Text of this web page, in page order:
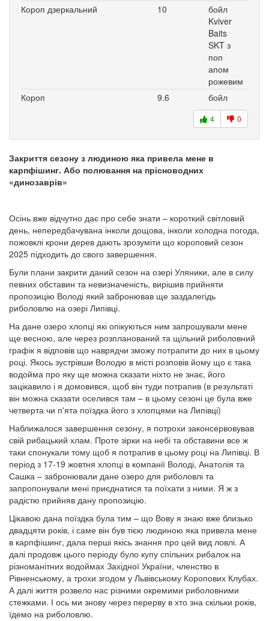
Короп дзеркальний
10
бойл
Kviver
Baits
SKT з
поп
апом
рожевим
Короп
9.6 бойл
4 0
Закриття сезону з людиною яка привела мене в
карпфішинг. Або полювання на прісноводних
«динозаврів»
Осінь вже відчутно дає про себе знати – короткий світловий
день, непередбачувана інколи дощова, інколи холодна погода,
пожовклі крони дерев дають зрозуміти що короповий сезон
2025 підходить до свого завершення.
Були плани закрити даний сезон на озері Уляники, але в силу
певних обставин та невизначеність, вирішив прийняти
пропозицію Володі який забронював ще заздалегідь
риболовлю на озері Липівці.
На дане озеро хлопці які опікуються ним запрошували мене
ще весною, але через розпланований та щільний риболовний
графік я відповів що наврядчи зможу потрапити до них в цьому
році. Якось зустрівши Володю в місті розповів йому що є така
водойма про яку ще можна сказати ніхто не знає, його
зацікавило і я домовився, щоб він туди потрапив (в результаті
він можна сказати оселився там – в цьому сезоні це була вже
четверта чи п'ята поїздка його з хлопцями на Липівці)
Наближалося завершення сезону, я потрохи законсервовував
свій рибацький хлам. Проте зірки на небі та обставини все ж
таки спонукали тому щоб я потрапив в цьому році на Липівці. В
період з 17-19 жовтня хлопці в компанії Володі, Анатолія та
Сашка – забронювали дане озеро для риболовлі та
запропонували мені приєднатися та поїхати з ними. Я ж з
радістю прийняв дану пропозицію.
Цікавою дана поїздка була тим – що Вову я знаю вже близько
двадцяти років, і саме він був тією людиною яка привела мене
в карпфішинг, дала перші якісь знання про цей вид ловлі. А
далі продовж цього періоду було купу спільних рибалок на
різноманітних водоймах Західної України, членство в
Рівненському, а трохи згодом у Львівському Коропових Клубах.
А далі життя розвело нас різними окремими риболовними
стежками. І ось ми знову через перерву в хто зна скільки років,
їдемо на риболовлю.